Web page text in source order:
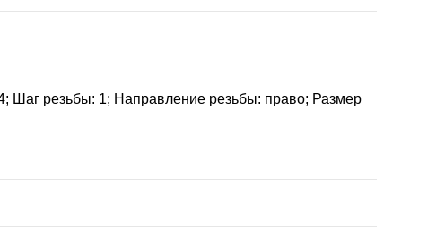
Шаг резьбы: 1; Направление резьбы: право; Размер